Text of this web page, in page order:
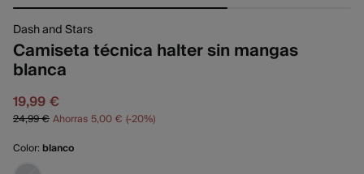
Dash and Stars
Camiseta técnica halter sin mangas
blanca
19,99 €
24,99 €Ahorras 5,00 € 20
Color: blanco